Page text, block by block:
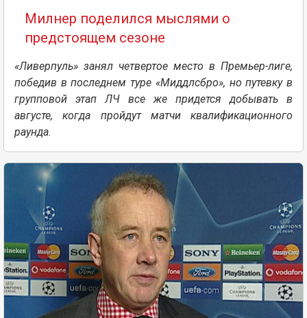
Милнер поделился мыслями о
предстоящем сезоне
«Ливерпуль» занял четвертое место в Премьер-лиге,
победив в последнем туре «Миддлсбро», но путевку в
групповой этап ЛЧ все же придется добывать в
августе, когда пройдут матчи квалификационного
раунда.